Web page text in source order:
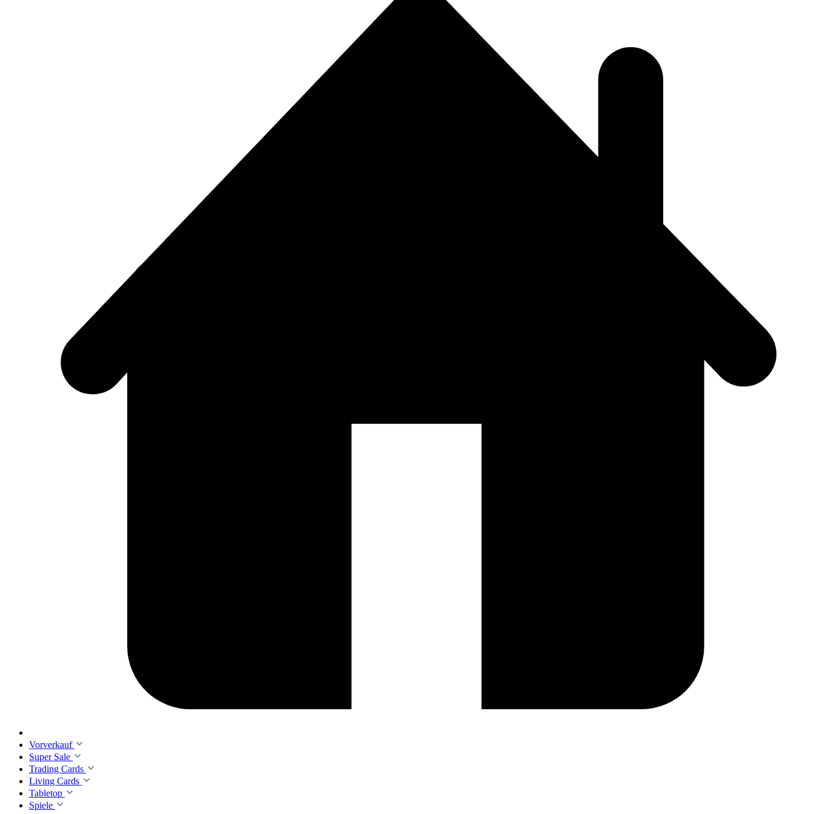
Vorverkauf
Super Sale
Trading Cards
Living Cards
Tabletop
Spiele